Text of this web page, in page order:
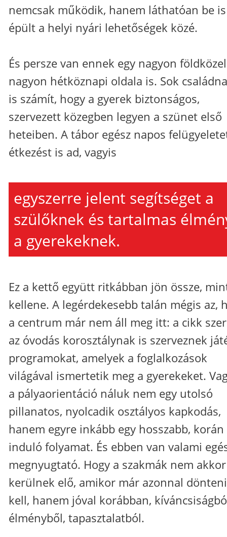
nemcsak működik, hanem láthatóan be is
épült a helyi nyári lehetőségek közé.
És persze van ennek egy nagyon
nagyon hétköznapi oldala is. Sok
is számít, hogy a gyerek biztonságos,
szervezett közegben legyen a szünet első
heteiben. A tábor egész napos
étkezést is ad, vagyis
egyszerre jelent segítséget a
szülőknek és tartalmas
a gyerekeknek.
Ez a kettő együtt ritkábban jön össze,
kellene. A legérdekesebb talán mégis az,
a centrum már nem áll meg itt: a cikk
az óvodás korosztálynak is szerveznek
programokat, amelyek a foglalkozások
világával ismertetik meg a gyerekeket.
a pályaorientáció náluk nem egy utolsó
pillanatos, nyolcadik osztályos kapkodás,
hanem egyre inkább egy hosszabb, korán
induló folyamat. És ebben van valami
megnyugtató. Hogy a szakmák nem akkor
kerülnek elő, amikor már azonnal dönteni
kell, hanem jóval korábban,
élményből, tapasztalatból.